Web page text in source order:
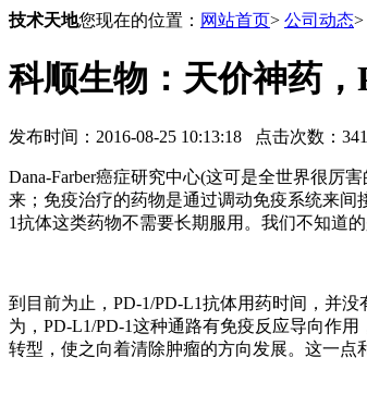
技术天地您现在的位置： 网站首页> 公司动态>
科顺生物：天价神药，
发布时间：2016-08-25 10:13:18 点击次数：
Dana-Farber癌症研究中心(这可是全世界很厉
来；免疫治疗的药物是通过调动免疫系统来
1抗体这类药物不需要长期服用。我们不知道
到目前为止，PD-1/PD-L1抗体用药时间，并
为，PD-L1/PD-1这种通路有免疫反应导向作
转型，使之向着清除肿瘤的方向发展。这一点